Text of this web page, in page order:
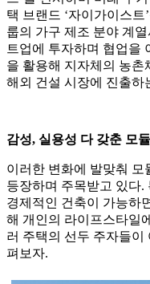
택 브랜드 ‘자이가이스
룹의 가구 제조 분야 계
트업에 투자하며 협업을
을 활용해 지자체의 농촌
해외 건설 시장에 진출하
감성, 실용성 다 갖춘 모
이러한 변화에 발맞춰 모
등장하며 주목받고 있다.
경제적인 건축이 가능하
해 개인의 라이프스타일
러 주택의 선두 주자들
펴보자.